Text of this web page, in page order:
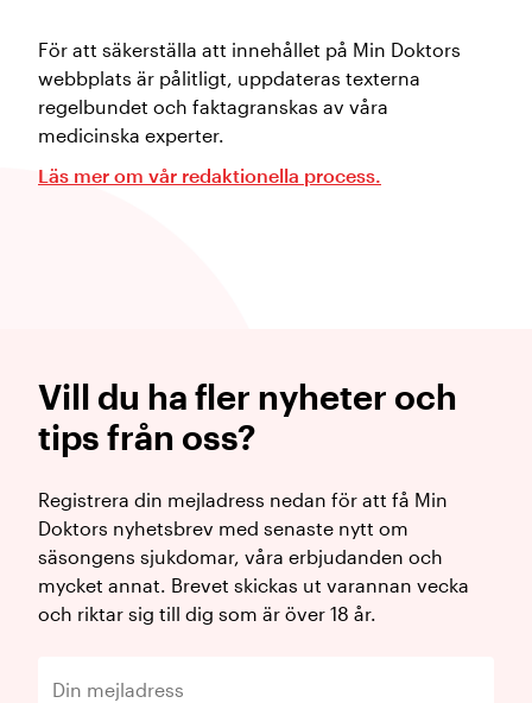
För att säkerställa att innehållet på Min Doktors
webbplats är pålitligt, uppdateras texterna
regelbundet och faktagranskas av våra
medicinska experter.
Läs mer om vår redaktionella process.
Vill du ha fler nyheter och
tips från oss?
Registrera din mejladress nedan för att få Min
Doktors nyhetsbrev med senaste nytt om
säsongens sjukdomar, våra erbjudanden och
mycket annat. Brevet skickas ut varannan vecka
och riktar sig till dig som är över 18 år.